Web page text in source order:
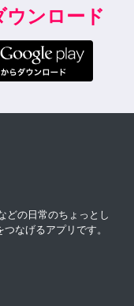
ウンロード
どの日常のちょっとし
なげるアプリです。